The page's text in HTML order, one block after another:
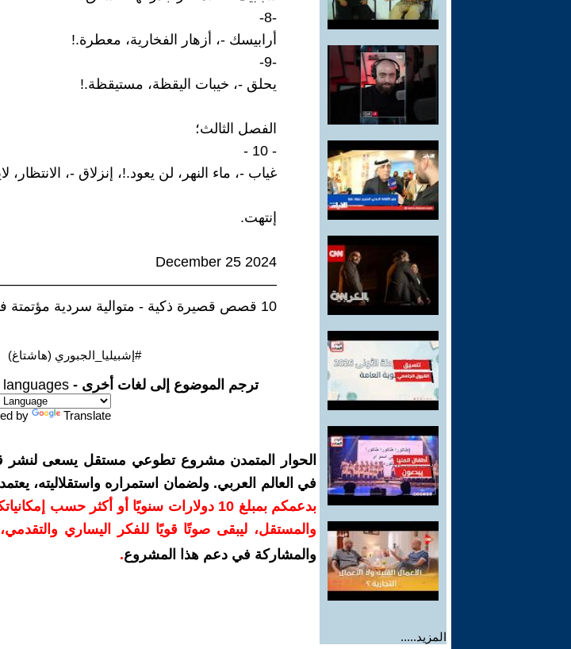
المزيد.....
-8-
أرابيسك -، أزهار الفخارية، معطرة.!
-9-
يحلق -، خيبات اليقظة، مستيقظة.!
الفصل الثالث؛
- 10 -
غياب -، ماء النهر، لن يعود.!، إنزلاق -، الانتظار،
إنتهت.
December 25 2024
10 قصص قصيرة ذكية - متوالية سردية مؤتمتة في ثلاثة فصول.
#إشبيليا_الجبوري (هاشتاغ)
ترجم الموضوع إلى لغات أخرى -
by Translate
الحوار المتمدن مشروع تطوعي مستقل يسعى لنشر قيم
في العالم العربي. ولضمان استمراره واستقلاليته،
بدعمكم بمبلغ 10 دولارات سنويًا أو أكثر
والمستقل، ليبقى صوتًا قويًا للفكر اليساري والتقدمي،
والمشاركة في دعم هذا المشروع.